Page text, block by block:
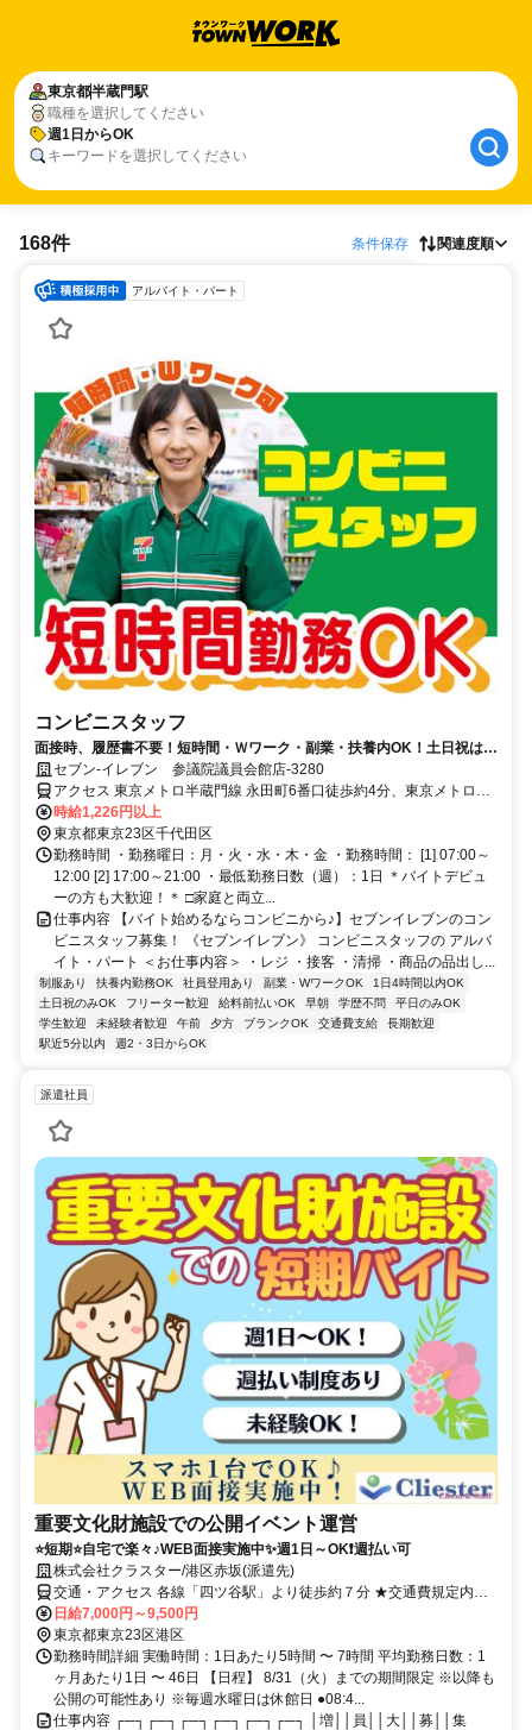
東京都半蔵門駅
職種を選択してください
週1日からOK
キーワードを選択してください
168件 条件保存 関連度順
アルバイト・パート
コンビニスタッフ
面接時、履歴書不要！短時間・Ｗワーク・副業・扶養内OK！土日祝はお
休み◎
セブン‐イレブン 参議院議員会館店-3280
アクセス 東京メトロ半蔵門線 永田町6番口徒歩約4分、東京メトロ南
北線 永田町6番口徒歩約4分、東京メトロ有楽町線 永田町6番口徒歩
約1分 永田町駅より徒歩5分
時給1,226円以上
東京都東京23区千代田区
勤務時間 ・勤務曜日：月・火・水・木・金 ・勤務時間： [1] 07:00～
12:00 [2] 17:00～21:00 ・最低勤務日数（週）：1日 ＊バイトデビュ
ーの方も大歓迎！＊ □家庭と両立...
仕事内容 【バイト始めるならコンビニから♪】セブンイレブンのコン
ビニスタッフ募集！ 《セブンイレブン》 コンビニスタッフの アルバ
イト・パート ＜お仕事内容＞ ・レジ ・接客 ・清掃 ・商品の品出し...
制服あり 扶養内勤務OK 社員登用あり 副業・WワークOK
1日4時間以内OK
土日祝のみOK
フリーター歓迎 給料前払いOK 早朝 学歴不問
平日のみOK
学生歓迎
未経験者歓迎 午前 夕方 ブランクOK 交通費支給
長期歓迎
駅近5分以内
週2・3日からOK
派遣社員
重要文化財施設での公開イベント運営
⭐短期⭐自宅で楽々♪WEB面接実施中✨週1日～OK❗週払い可
株式会社クラスター/港区赤坂(派遣先)
交通・アクセス 各線「四ツ谷駅」より徒歩約７分 ★交通費規定内支
給
日給7,000円～9,500円
東京都東京23区港区
勤務時間詳細 実働時間：1日あたり5時間 〜 7時間 平均勤務日数：1
ヶ月あたり1日 〜 46日 【日程】 8/31（火）までの期間限定 ※以降も
公開の可能性あり ※毎週水曜日は休館日 ●08:4...
仕事内容 ┌─┐┌─┐┌─┐┌─┐┌─┐┌─┐ │増││員││大││募││集